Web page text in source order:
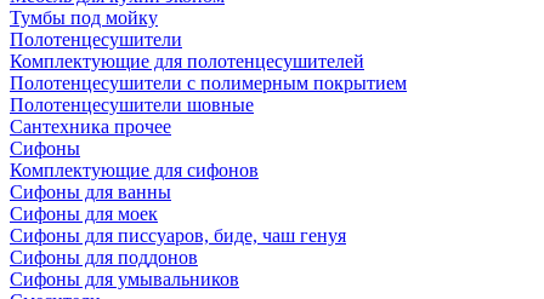
Тумбы под мойку
Полотенцесушители
Комплектующие для полотенцесушителей
Полотенцесушители с полимерным покрытием
Полотенцесушители шовные
Сантехника прочее
Сифоны
Комплектующие для сифонов
Сифоны для ванны
Сифоны для моек
Сифоны для писсуаров, биде, чаш генуя
Сифоны для поддонов
Сифоны для умывальников